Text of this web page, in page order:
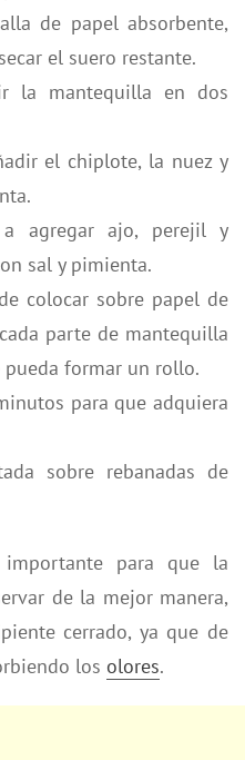
de papel absorbente,
el suero restante.
la mantequilla en dos
el chiplote, la nuez y
agregar ajo, perejil y
sal y pimienta.
colocar sobre papel de
parte de mantequilla
formar un rollo.
para que adquiera
sobre rebanadas de
importante para que la
de la mejor manera,
cerrado, ya que de
los olores.